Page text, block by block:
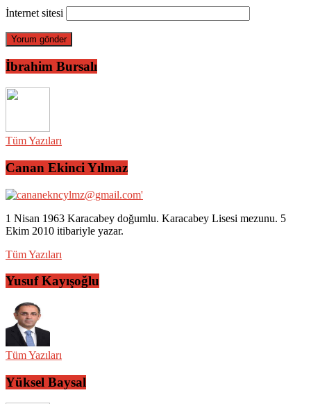
İnternet sitesi
İbrahim Bursalı
Tüm Yazıları
Canan Ekinci Yılmaz
1 Nisan 1963 Karacabey doğumlu. Karacabey Lisesi mezunu. 5
Ekim 2010 itibariyle yazar.
Tüm Yazıları
Yusuf Kayışoğlu
Tüm Yazıları
Yüksel Baysal